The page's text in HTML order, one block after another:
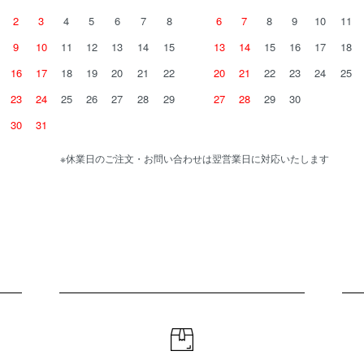
2
3 4 5 6 7
8
9
10 11 12 13 14
15
16
17 18 19 20 21
22
23
24 25 26 27 28
29
30
31
6
7 8 9 10 11
13
14 15 16 17 18
20
21 22 23 24 25
27
28 29 30
※休業日のご注文・お問い合わせは翌営業日に対応いたします